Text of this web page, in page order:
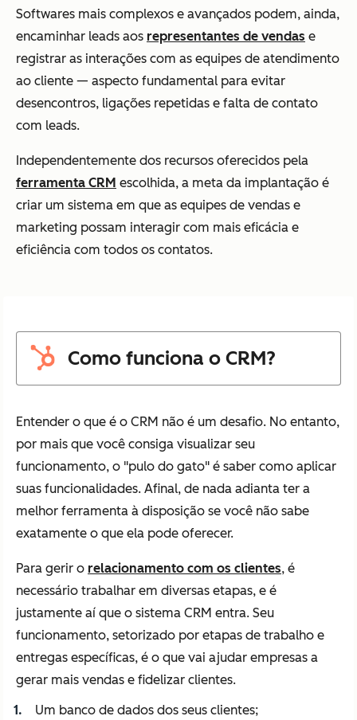
Softwares mais complexos e avançados podem, ainda,
encaminhar leads aos representantes de vendas e
registrar as interações com as equipes de atendimento
ao cliente — aspecto fundamental para evitar
desencontros, ligações repetidas e falta de contato
com leads.
Independentemente dos recursos oferecidos pela
ferramenta CRM escolhida, a meta da implantação é
criar um sistema em que as equipes de vendas e
marketing possam interagir com mais eficácia e
eficiência com todos os contatos.
Como funciona o CRM?
Entender o que é o CRM não é um desafio. No entanto,
por mais que você consiga visualizar seu
funcionamento, o "pulo do gato" é saber como aplicar
suas funcionalidades. Afinal, de nada adianta ter a
melhor ferramenta à disposição se você não sabe
exatamente o que ela pode oferecer.
Para gerir o relacionamento com os clientes, é
necessário trabalhar em diversas etapas, e é
justamente aí que o sistema CRM entra. Seu
funcionamento, setorizado por etapas de trabalho e
entregas específicas, é o que vai ajudar empresas a
gerar mais vendas e fidelizar clientes.
Um banco de dados dos seus clientes;